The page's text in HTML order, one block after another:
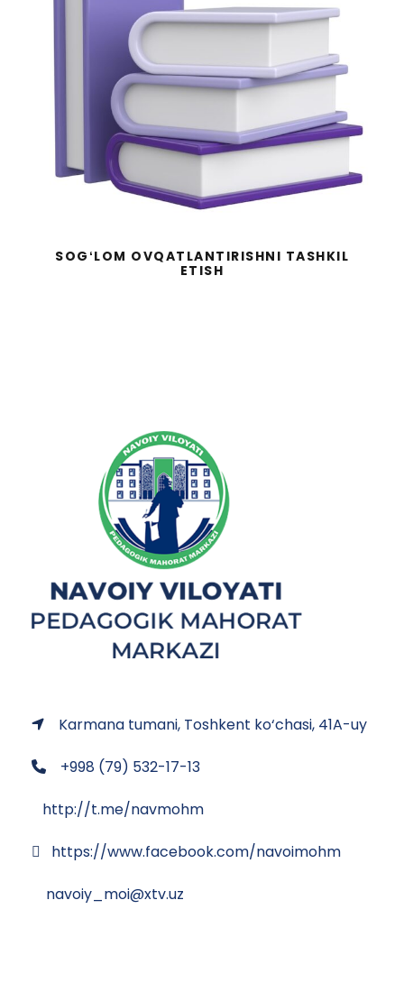
SOGʻLOM OVQATLANTIRISHNI
TASHKIL ETISH
SOGʻLOM OVQATLANTIRISHNI TASHKIL
ETISH
Karmana tumani, Toshkent ko‘chasi, 41A-uy
+998 (79) 532-17-13
http://t.me/navmohm
https://www.facebook.com/navoimohm
navoiy_moi@xtv.uz